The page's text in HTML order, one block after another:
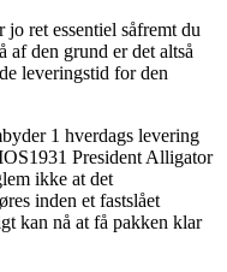
ret essentiel såfremt du
af den grund er det altså
leveringstid for den
1 hverdags levering
President Alligator
ikke at det
inden et fastslået
kan nå at få pakken klar